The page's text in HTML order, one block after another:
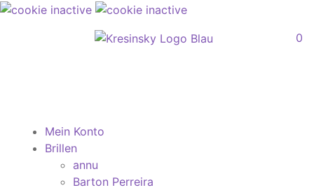
0
Mein Konto
Brillen
annu
Barton Perreira